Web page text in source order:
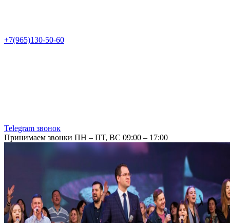
+7(965)130-50-60
Telegram звонок
Принимаем звонки ПН – ПТ, ВС 09:00 – 17:00